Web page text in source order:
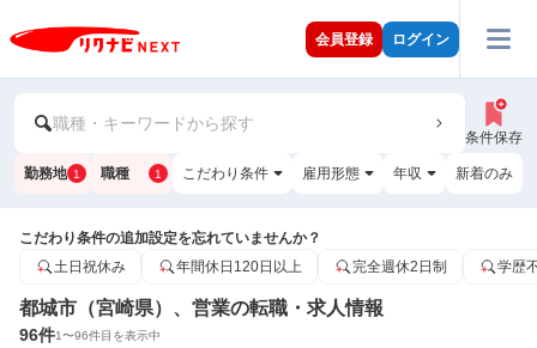
会員登録 ログイン
職種・キーワードから探す
条件保存
勤務地 1 職種 1 こだわり条件 雇用形態 年収 新着のみ
こだわり条件の追加設定を忘れていませんか？
土日祝休み
年間休日120日以上 完全週休2日制 学歴
都城市（宮崎県）、営業の転職・求人情報
96件1〜96件目を表示中